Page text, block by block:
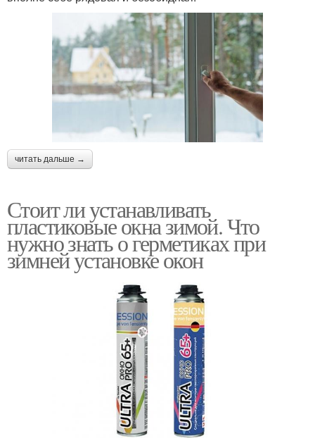
читать дальше →
Стоит ли устанавливать
пластиковые окна зимой. Что
нужно знать о герметиках при
зимней установке окон